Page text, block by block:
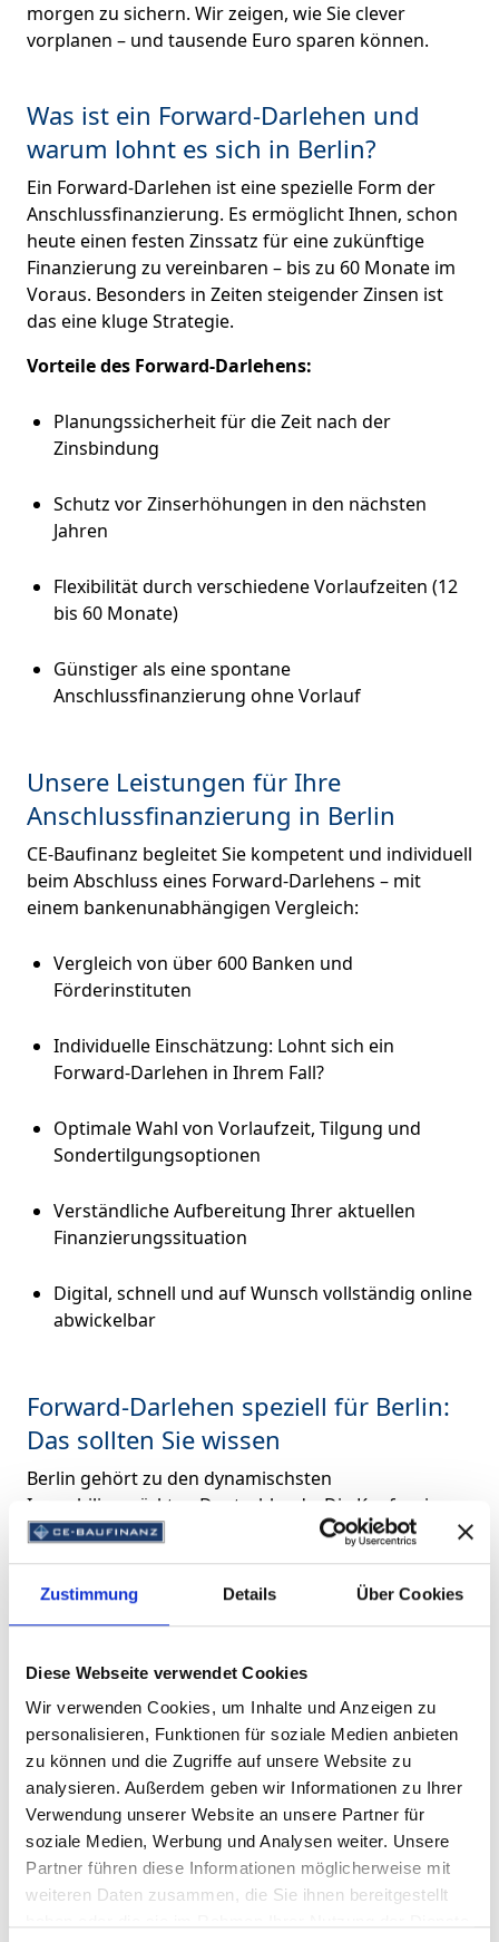
Zustimmung Details Über Cookies
Diese Webseite verwendet Cookies
Wir verwenden Cookies, um Inhalte und Anzeigen zu
personalisieren, Funktionen für soziale Medien anbieten
zu können und die Zugriffe auf unsere Website zu
analysieren. Außerdem geben wir Informationen zu Ihrer
Verwendung unserer Website an unsere Partner für
soziale Medien, Werbung und Analysen weiter. Unsere
Partner führen diese Informationen möglicherweise mit
weiteren Daten zusammen, die Sie ihnen bereitgestellt
morgen zu sichern. Wir zeigen, wie Sie clever
vorplanen – und tausende Euro sparen können.
Was ist ein Forward-Darlehen und
warum lohnt es sich in Berlin?
Ein Forward-Darlehen ist eine spezielle Form der
Anschlussfinanzierung. Es ermöglicht Ihnen, schon
heute einen festen Zinssatz für eine zukünftige
Finanzierung zu vereinbaren – bis zu 60 Monate im
Voraus. Besonders in Zeiten steigender Zinsen ist
das eine kluge Strategie.
Vorteile des Forward-Darlehens:
Planungssicherheit für die Zeit nach der
Zinsbindung
Schutz vor Zinserhöhungen in den nächsten
Jahren
Flexibilität durch verschiedene Vorlaufzeiten (12
bis 60 Monate)
Günstiger als eine spontane
Anschlussfinanzierung ohne Vorlauf
Unsere Leistungen für Ihre
Anschlussfinanzierung in Berlin
CE-Baufinanz begleitet Sie kompetent und individuell
beim Abschluss eines Forward-Darlehens – mit
einem bankenunabhängigen Vergleich:
Vergleich von über 600 Banken und
Förderinstituten
Individuelle Einschätzung: Lohnt sich ein
Forward-Darlehen in Ihrem Fall?
Optimale Wahl von Vorlaufzeit, Tilgung und
Sondertilgungsoptionen
Verständliche Aufbereitung Ihrer aktuellen
Finanzierungssituation
Digital, schnell und auf Wunsch vollständig online
abwickelbar
Forward-Darlehen speziell für Berlin:
Das sollten Sie wissen
Berlin gehört zu den dynamischsten
Immobilienmärkten Deutschlands. Die Kaufpreise
sind in vielen Bezirken hoch – und die
Anschlussfinanzierung ist oft der größte
Kostenfaktor über Jahrzehnte hinweg. Besonders
Viele Eigentümer stehen 2026–2028 vor
Zinsprognosen deuten auf ein mittelfristiges
Anziehen der Konditionen hin
Ein vorausschauender Abschluss kann in Berlin
über mehrere zehntausend Euro entscheiden